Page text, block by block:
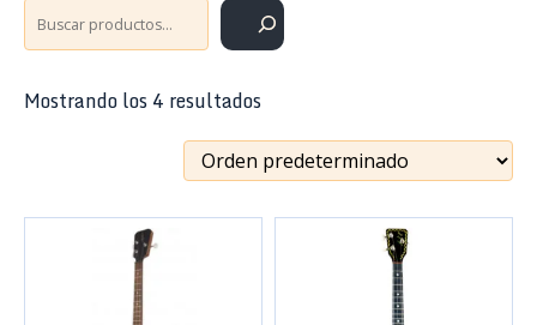
Buscar
Mostrando los 4 resultados